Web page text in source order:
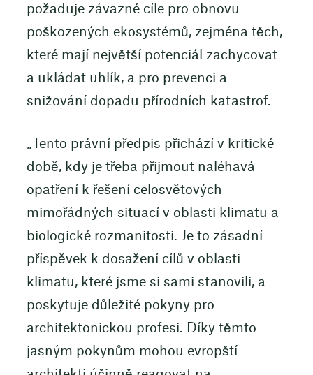
požaduje závazné cíle pro obnovu
poškozených ekosystémů, zejména těch,
které mají největší potenciál zachycovat
a ukládat uhlík, a pro prevenci a
snižování dopadu přírodních katastrof.
„Tento právní předpis přichází v kritické
době, kdy je třeba přijmout naléhavá
opatření k řešení celosvětových
mimořádných situací v oblasti klimatu a
biologické rozmanitosti. Je to zásadní
příspěvek k dosažení cílů v oblasti
klimatu, které jsme si sami stanovili, a
poskytuje důležité pokyny pro
architektonickou profesi. Díky těmto
jasným pokynům mohou evropští